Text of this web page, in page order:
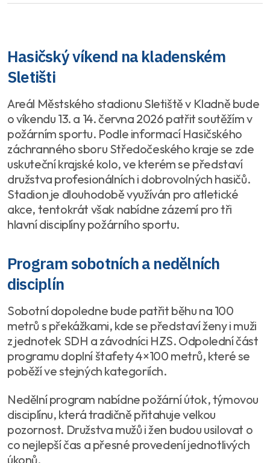
Hasičský víkend na kladenském
Sletišti
Areál Městského stadionu Sletiště v Kladně bude
o víkendu 13. a 14. června 2026 patřit soutěžím v
požárním sportu. Podle informací Hasičského
záchranného sboru Středočeského kraje se zde
uskuteční krajské kolo, ve kterém se představí
družstva profesionálních i dobrovolných hasičů.
Stadion je dlouhodobě využíván pro atletické
akce, tentokrát však nabídne zázemí pro tři
hlavní disciplíny požárního sportu.
Program sobotních a nedělních
disciplín
Sobotní dopoledne bude patřit běhu na 100
metrů s překážkami, kde se představí ženy i muži
z jednotek SDH a závodníci HZS. Odpolední část
programu doplní štafety 4×100 metrů, které se
poběží ve stejných kategoriích.
Nedělní program nabídne požární útok, týmovou
disciplínu, která tradičně přitahuje velkou
pozornost. Družstva mužů i žen budou usilovat o
co nejlepší čas a přesné provedení jednotlivých
úkonů.